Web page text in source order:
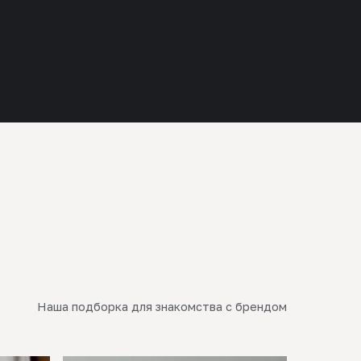
Наша подборка для знакомства с брендом